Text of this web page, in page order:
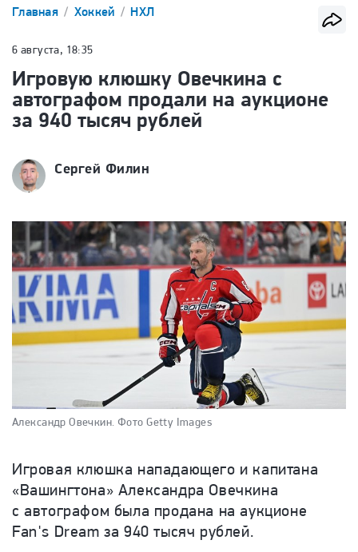
Главная Хоккей НХЛ
6 августа, 18:35
Игровую клюшку Овечкина с
автографом продали на аукционе
за 940 тысяч рублей
Сергей Филин
Александр Овечкин. Фото Getty Images
Игровая клюшка нападающего и капитана
«Вашингтона» Александра Овечкина
с автографом была продана на аукционе
Fan's Dream за 940 тысяч рублей.